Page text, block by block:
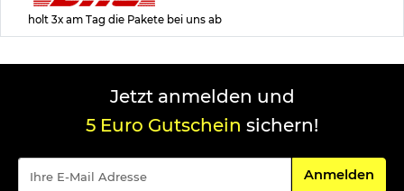
holt 3x am Tag die Pakete bei uns ab
Jetzt anmelden und
5 Euro Gutschein sichern!
Für den
Anmelden